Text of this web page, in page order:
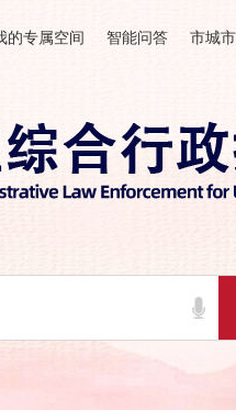
的专属空间 智能问答 市城